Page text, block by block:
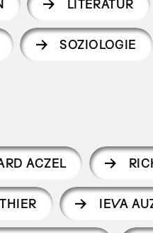
LITERATUR
SOZIOLOGIE
ACZEL
IEVA